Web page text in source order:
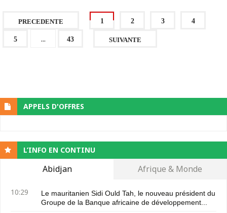
PRECEDENTE 1 2 3 4
5 ... 43 SUIVANTE
APPELS D'OFFRES
L’INFO EN CONTINU
Abidjan Afrique & Monde
10:29
Le mauritanien Sidi Ould Tah, le nouveau président du
Groupe de la Banque africaine de développement...